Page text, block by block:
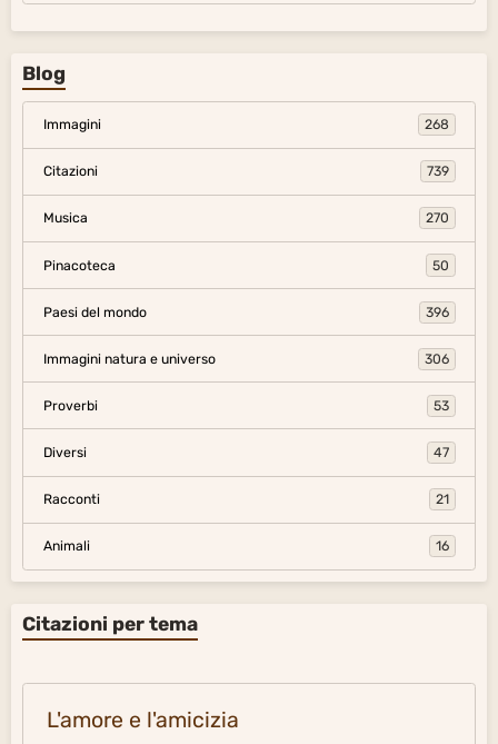
Blog
Immagini 268
Citazioni 739
Musica 270
Pinacoteca 50
Paesi del mondo 396
Immagini natura e universo 306
Proverbi 53
Diversi 47
Racconti 21
Animali 16
Citazioni per tema
L'amore e l'amicizia